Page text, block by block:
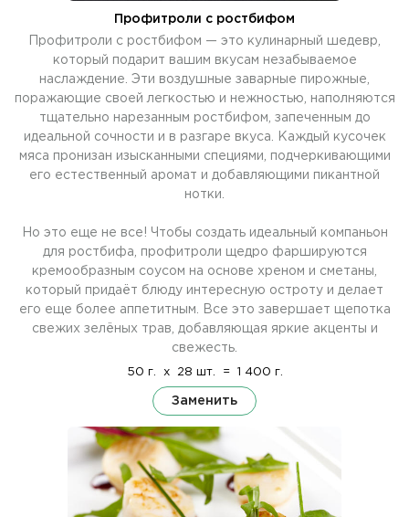
Профитроли с ростбифом
Профитроли с ростбифом — это кулинарный шедевр,
который подарит вашим вкусам незабываемое
наслаждение. Эти воздушные заварные пирожные,
поражающие своей легкостью и нежностью, наполняются
тщательно нарезанным ростбифом, запеченным до
идеальной сочности и в разгаре вкуса. Каждый кусочек
мяса пронизан изысканными специями, подчеркивающими
его естественный аромат и добавляющими пикантной
нотки.
Но это еще не все! Чтобы создать идеальный компаньон
для ростбифа, профитроли щедро фаршируются
кремообразным соусом на основе хреном и сметаны,
который придаёт блюду интересную остроту и делает
его еще более аппетитным. Все это завершает щепотка
свежих зелёных трав, добавляющая яркие акценты и
свежесть.
50 г. x 28 шт. = 1 400 г.
Заменить